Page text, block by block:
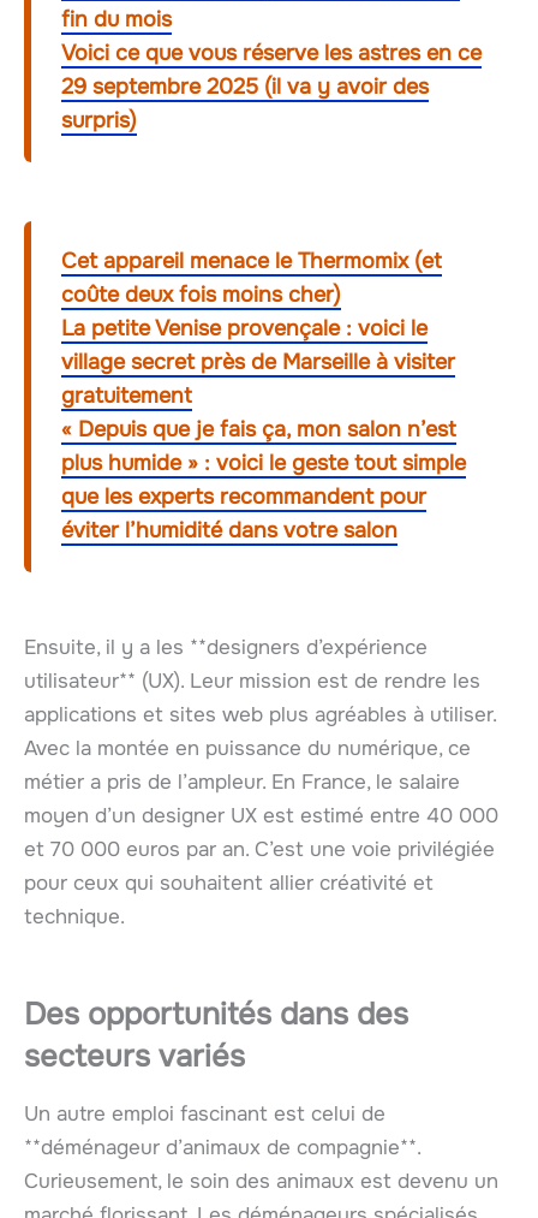
fin du mois
Voici ce que vous réserve les astres en ce
29 septembre 2025 (il va y avoir des
surpris)
Cet appareil menace le Thermomix (et
coûte deux fois moins cher)
La petite Venise provençale : voici le
village secret près de Marseille à visiter
gratuitement
« Depuis que je fais ça, mon salon n’est
plus humide » : voici le geste tout simple
que les experts recommandent pour
éviter l’humidité dans votre salon
Ensuite, il y a les **designers d’expérience
utilisateur** (UX). Leur mission est de rendre les
applications et sites web plus agréables à utiliser.
Avec la montée en puissance du numérique, ce
métier a pris de l’ampleur. En France, le salaire
moyen d’un designer UX est estimé entre 40 000
et 70 000 euros par an. C’est une voie privilégiée
pour ceux qui souhaitent allier créativité et
technique.
Des opportunités dans des
secteurs variés
Un autre emploi fascinant est celui de
**déménageur d’animaux de compagnie**.
Curieusement, le soin des animaux est devenu un